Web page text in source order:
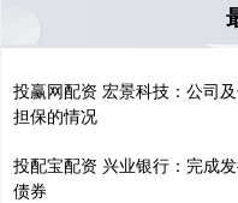
投赢网配资 宏景科技：公司
担保的情况
投配宝配资 兴业银行：完成
债券